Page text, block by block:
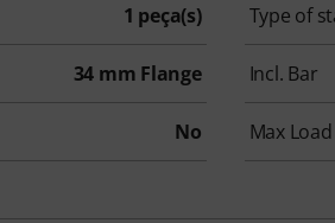
1 peça(s) Type of
34 mm Flange Incl. Bar
No Max